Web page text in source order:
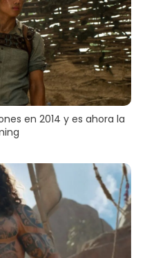
en 2014 y es ahora la